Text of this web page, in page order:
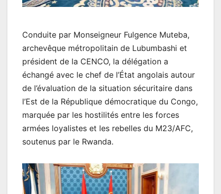
Conduite par Monseigneur Fulgence Muteba,
archevêque métropolitain de Lubumbashi et
président de la CENCO, la délégation a
échangé avec le chef de l’État angolais autour
de l’évaluation de la situation sécuritaire dans
l’Est de la République démocratique du Congo,
marquée par les hostilités entre les forces
armées loyalistes et les rebelles du M23/AFC,
soutenus par le Rwanda.